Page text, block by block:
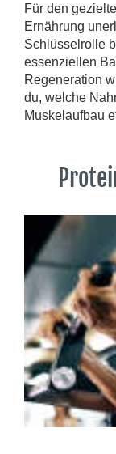
Für den
Ernährung
Schlüsselrolle
essenziellen
Regeneration
du, welche
Muskelaufbau